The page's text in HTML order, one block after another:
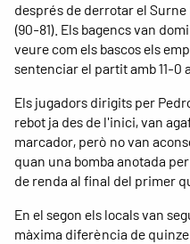
després de derrotar el Surne
(90-81). Els bagencs van
veure com els bascos els
sentenciar el partit amb 11-0
Els jugadors dirigits per
rebot ja des de l'inici, van
marcador, però no van
quan una bomba anotada
de renda al final del primer
En el segon els locals van
màxima diferència de